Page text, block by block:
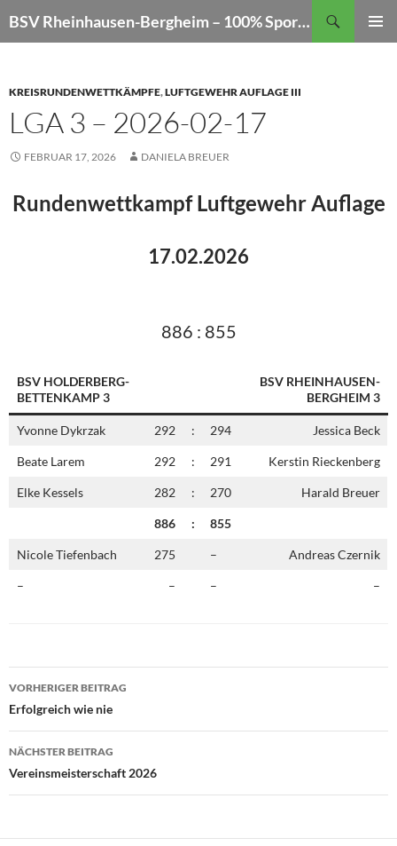
Inhalt
BSV Rheinhausen-Bergheim – 100% Sportschießen
KREISRUNDENWETTKÄMPFE,LUFTGEWEHR AUFLAGE III
LGA 3 – 2026-02-17
FEBRUAR 17, 2026 DANIELA BREUER
Rundenwettkampf Luftgewehr Auflage
17.02.2026
886 : 855
BSV HOLDERBERG-
BETTENKAMP 3
BSV RHEINHAUSEN-
BERGHEIM 3
Yvonne Dykrzak 292 : 294 Jessica Beck
Beate Larem 292 : 291 Kerstin Rieckenberg
Elke Kessels 282 : 270 Harald Breuer
886 : 855
Nicole Tiefenbach 275 – Andreas Czernik
– – – –
Beitragsnavigation
VORHERIGER BEITRAG
Erfolgreich wie nie
NÄCHSTER BEITRAG
Vereinsmeisterschaft 2026